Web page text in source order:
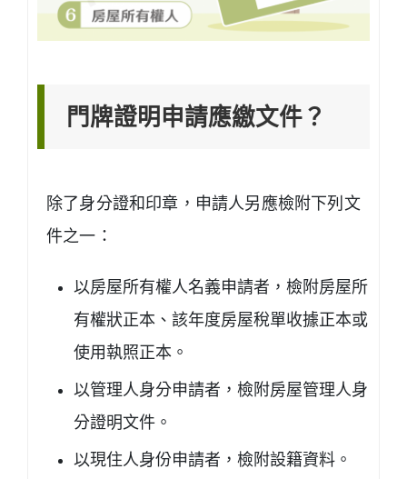
門牌證明申請應繳文件？
除了身分證和印章，申請人另應檢附下列文
件之一：
以房屋所有權人名義申請者，檢附房屋所
有權狀正本、該年度房屋稅單收據正本或
使用執照正本。
以管理人身分申請者，檢附房屋管理人身
分證明文件。
以現住人身份申請者，檢附設籍資料。